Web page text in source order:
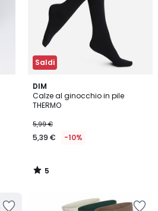
Saldi
DIM
Calze al ginocchio in pile
THERMO
5,99 €
5,39 € -10%
5
/
5
5
/